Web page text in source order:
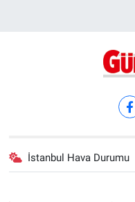
İstanbul Hava Durumu